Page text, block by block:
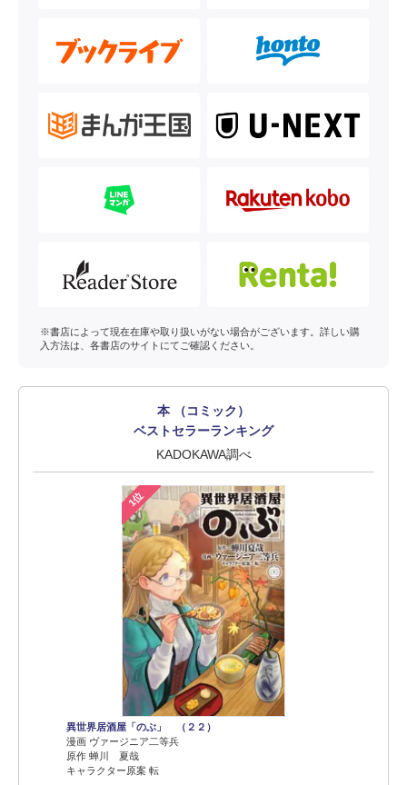
※書店によって現在在庫や取り扱いがない場合がございます。詳しい購
入方法は、各書店のサイトにてご確認ください。
本 （コミック）
ベストセラーランキング
KADOKAWA調べ
1位
異世界居酒屋「のぶ」 （２２）
漫画 ヴァージニア二等兵
原作 蝉川 夏哉
キャラクター原案 転